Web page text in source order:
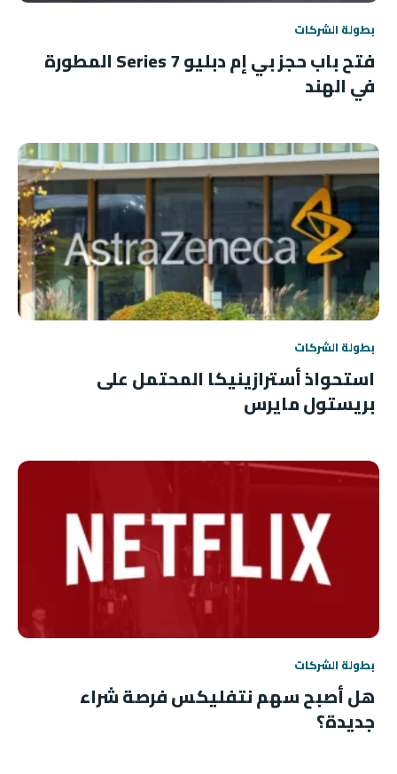
بطولة الشركات
فتح باب حجز بي إم دبليو 7 Series المطورة
في الهند
بطولة الشركات
استحواذ أسترازينيكا المحتمل على
بريستول مايرس
بطولة الشركات
هل أصبح سهم نتفليكس فرصة شراء
جديدة؟